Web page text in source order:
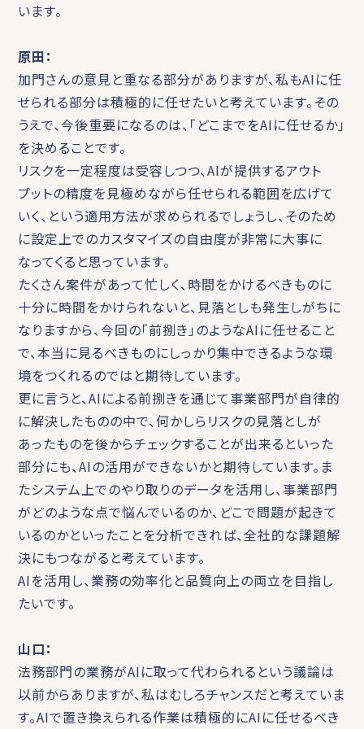
います。
原田：
加門さんの意見と重なる部分がありますが、私もAIに任
せられる部分は積極的に任せたいと考えています。その
うえで、今後重要になるのは、「どこまでをAIに任せるか」
を決めることです。
リスクを一定程度は受容しつつ、AIが提供するアウト
プットの精度を見極めながら任せられる範囲を広げて
いく、という適用方法が求められるでしょうし、そのため
に設定上でのカスタマイズの自由度が非常に大事に
なってくると思っています。
たくさん案件があって忙しく、時間をかけるべきものに
十分に時間をかけられないと、見落としも発生しがちに
なりますから、今回の「前捌き」のようなAIに任せること
で、本当に見るべきものにしっかり集中できるような環
境をつくれるのではと期待しています。
更に言うと、AIによる前捌きを通じて事業部門が自律的
に解決したものの中で、何かしらリスクの見落としが
あったものを後からチェックすることが出来るといった
部分にも、AIの活用ができないかと期待しています。ま
たシステム上でのやり取りのデータを活用し、事業部門
がどのような点で悩んでいるのか、どこで問題が起きて
いるのかといったことを分析できれば、全社的な課題解
決にもつながると考えています。
AIを活用し、業務の効率化と品質向上の両立を目指し
たいです。
山口：
法務部門の業務がAIに取って代わられるという議論は
以前からありますが、私はむしろチャンスだと考えていま
す。AIで置き換えられる作業は積極的にAIに任せるべき